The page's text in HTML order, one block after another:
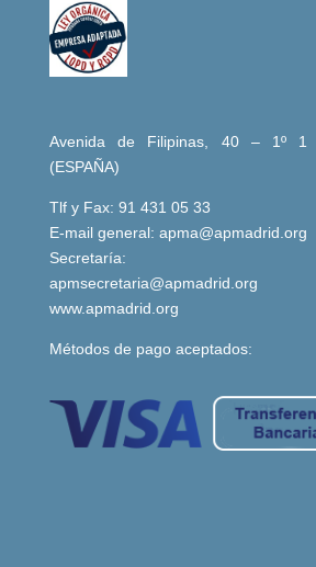
Avenida de Filipinas, 40 – 1º 1
(ESPAÑA)
Tlf y Fax: 91 431 05 33
E-mail general: apma@apmadrid.org
Secretaría:
apmsecretaria@apmadrid.org
www.apmadrid.org
Métodos de pago aceptados: